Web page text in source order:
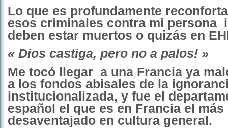
Lo que es profundamente
esos criminales contra mi persona
deben estar muertos o quizás en
« Dios castiga, pero no a palos! »
Me tocó llegar a una Francia ya
a los fondos abisales de la
institucionalizada, y fue el
español el que es en Francia el más
desaventajado en cultura general.